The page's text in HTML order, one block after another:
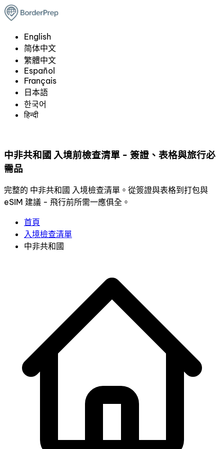
English
简体中文
繁體中文
Español
Français
日本語
한국어
हिन्दी
中非共和國 入境前檢查清單 - 簽證、表格與旅行必
需品
完整的 中非共和國 入境檢查清單。從簽證與表格到打包與
eSIM 建議 - 飛行前所需一應俱全。
首頁
入境檢查清單
中非共和國